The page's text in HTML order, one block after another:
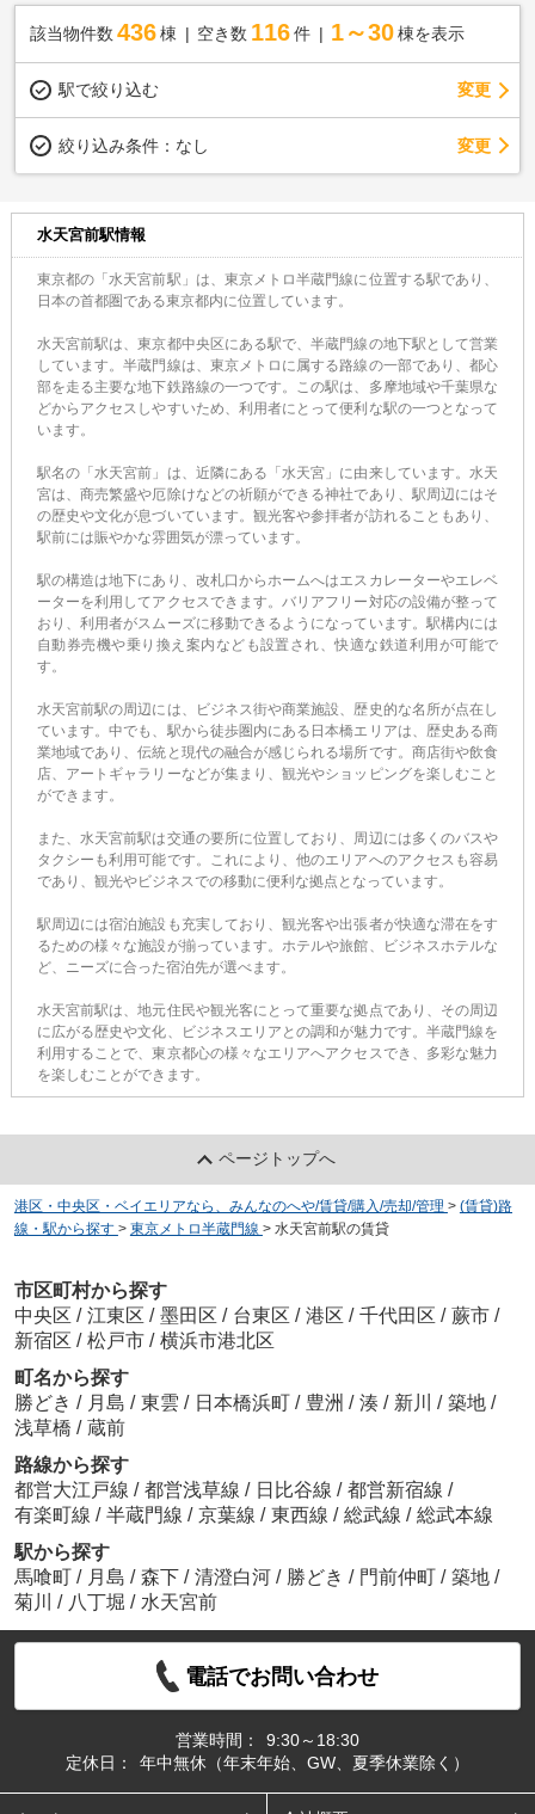
該当物件数 436棟 空き数 116 件 1～30 棟を表示
駅で絞り込む 変更
絞り込み条件： なし 変更
水天宮前駅情報
東京都の「水天宮前駅」は、東京メトロ半蔵門線に位置する駅であり、
日本の首都圏である東京都内に位置しています。
水天宮前駅は、東京都中央区にある駅で、半蔵門線の地下駅として営業
しています。半蔵門線は、東京メトロに属する路線の一部であり、都心
部を走る主要な地下鉄路線の一つです。この駅は、多摩地域や千葉県な
どからアクセスしやすいため、利用者にとって便利な駅の一つとなって
います。
駅名の「水天宮前」は、近隣にある「水天宮」に由来しています。水天
宮は、商売繁盛や厄除けなどの祈願ができる神社であり、駅周辺にはそ
の歴史や文化が息づいています。観光客や参拝者が訪れることもあり、
駅前には賑やかな雰囲気が漂っています。
駅の構造は地下にあり、改札口からホームへはエスカレーターやエレベ
ーターを利用してアクセスできます。バリアフリー対応の設備が整って
おり、利用者がスムーズに移動できるようになっています。駅構内には
自動券売機や乗り換え案内なども設置され、快適な鉄道利用が可能で
す。
水天宮前駅の周辺には、ビジネス街や商業施設、歴史的な名所が点在し
ています。中でも、駅から徒歩圏内にある日本橋エリアは、歴史ある商
業地域であり、伝統と現代の融合が感じられる場所です。商店街や飲食
店、アートギャラリーなどが集まり、観光やショッピングを楽しむこと
ができます。
また、水天宮前駅は交通の要所に位置しており、周辺には多くのバスや
タクシーも利用可能です。これにより、他のエリアへのアクセスも容易
であり、観光やビジネスでの移動に便利な拠点となっています。
駅周辺には宿泊施設も充実しており、観光客や出張者が快適な滞在をす
るための様々な施設が揃っています。ホテルや旅館、ビジネスホテルな
ど、ニーズに合った宿泊先が選べます。
水天宮前駅は、地元住民や観光客にとって重要な拠点であり、その周辺
に広がる歴史や文化、ビジネスエリアとの調和が魅力です。半蔵門線を
利用することで、東京都心の様々なエリアへアクセスでき、多彩な魅力
を楽しむことができます。
ページトップへ
港区・中央区・ベイエリアなら、みんなのへや/賃貸/購入/売却/管理 > (賃貸)路
線・駅から探す > 東京メトロ半蔵門線 > 水天宮前駅の賃貸
市区町村から探す
中央区 / 江東区 / 墨田区 / 台東区 / 港区 / 千代田区 / 蕨市 /
新宿区 / 松戸市 / 横浜市港北区
町名から探す
勝どき / 月島 / 東雲 / 日本橋浜町 / 豊洲 / 湊 / 新川 / 築地 /
浅草橋 / 蔵前
路線から探す
都営大江戸線 / 都営浅草線 / 日比谷線 / 都営新宿線 /
有楽町線 / 半蔵門線 / 京葉線 / 東西線 / 総武線 / 総武本線
駅から探す
馬喰町 / 月島 / 森下 / 清澄白河 / 勝どき / 門前仲町 / 築地 /
菊川
/ 八丁堀 / 水天宮前
電話でお問い合わせ
営業時間：
9:30～18:30
定休日：
年中無休（年末年始、GW、夏季休業除く）